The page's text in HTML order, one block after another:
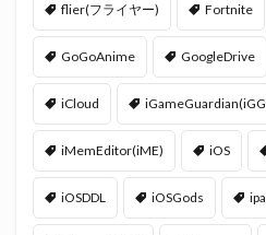
flier(フライヤー) Fortnite
GoGoAnime GoogleDrive
iCloud
iMemEditor(iME) iOS
iOSDDL iOSGods ipa